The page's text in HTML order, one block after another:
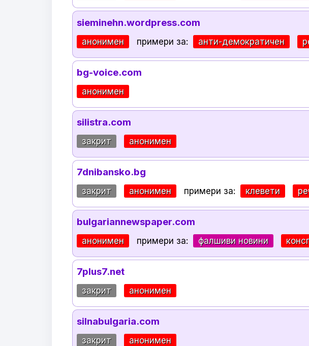
sieminehn.wordpress.com
анонимен примери за: анти-демократичен
bg-voice.com
анонимен
silistra.com
закрит анонимен
7dnibansko.bg
закрит анонимен примери за: клевети
bulgariannewspaper.com
анонимен примери за: фалшиви новини
7plus7.net
закрит анонимен
silnabulgaria.com
закрит анонимен